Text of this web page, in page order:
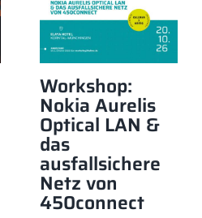
Workshop:
Nokia Aurelis
Optical LAN &
das
ausfallsichere
Netz von
450connect